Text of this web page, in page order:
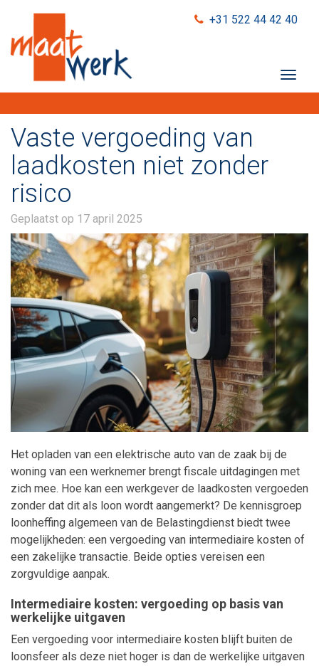
Maatwerk
+31 522 44 42 40
T
o
g
t
o
Vaste vergoeding van
laadkosten niet zonder
risico
Geplaatst op 17 april 2025
Het opladen van een elektrische auto van de zaak bij de
woning van een werknemer brengt fiscale uitdagingen met
zich mee. Hoe kan een werkgever de laadkosten vergoeden
zonder dat dit als loon wordt aangemerkt? De kennisgroep
loonheffing algemeen van de Belastingdienst biedt twee
mogelijkheden: een vergoeding van intermediaire kosten of
een zakelijke transactie. Beide opties vereisen een
zorgvuldige aanpak.
Intermediaire kosten: vergoeding op basis van
werkelijke uitgaven
Een vergoeding voor intermediaire kosten blijft buiten de
loonsfeer als deze niet hoger is dan de werkelijke uitgaven